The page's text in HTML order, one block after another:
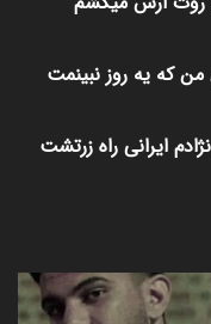
که یه روز نبینمت
ایرانی راه زرتشت